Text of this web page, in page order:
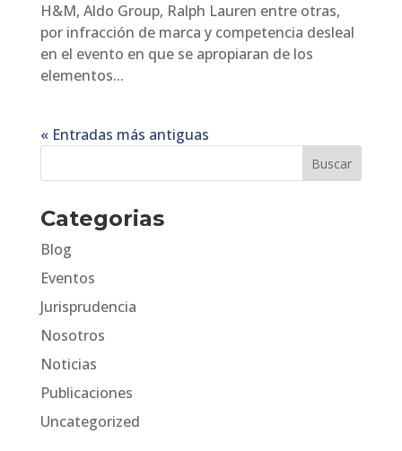
H&M, Aldo Group, Ralph Lauren entre otras,
por infracción de marca y competencia desleal
en el evento en que se apropiaran de los
elementos...
« Entradas más antiguas
Categorias
Blog
Eventos
Jurisprudencia
Nosotros
Noticias
Publicaciones
Uncategorized